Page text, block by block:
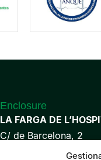
Enclosure
LA FARGA DE
C/ de Barcelona, 2
08901 L’Hospitalet de